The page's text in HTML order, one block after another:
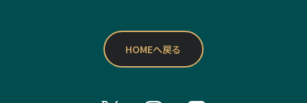
HOMEへ戻る